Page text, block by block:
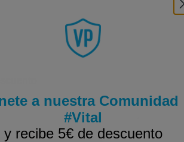
a nuestra Comunidad
#Vital
y recibe 5€ de descuento